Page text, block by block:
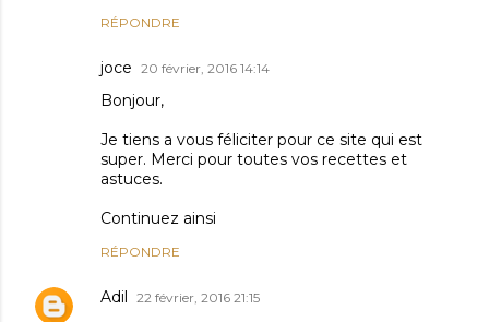
RÉPONDRE
joce 20 février, 2016 14:14
Bonjour,
Je tiens a vous féliciter pour ce site qui est
super. Merci pour toutes vos recettes et
astuces.
Continuez ainsi
RÉPONDRE
Adil 22 février, 2016 21:15